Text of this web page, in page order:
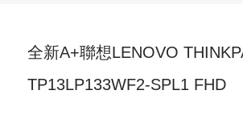
全新A+聯想LENOVO
TP13LP133WF2-SPL1 FHD